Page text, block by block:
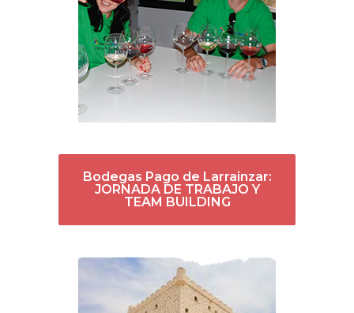
Bodegas Pago de Larrainzar:
JORNADA DE TRABAJO Y
TEAM BUILDING